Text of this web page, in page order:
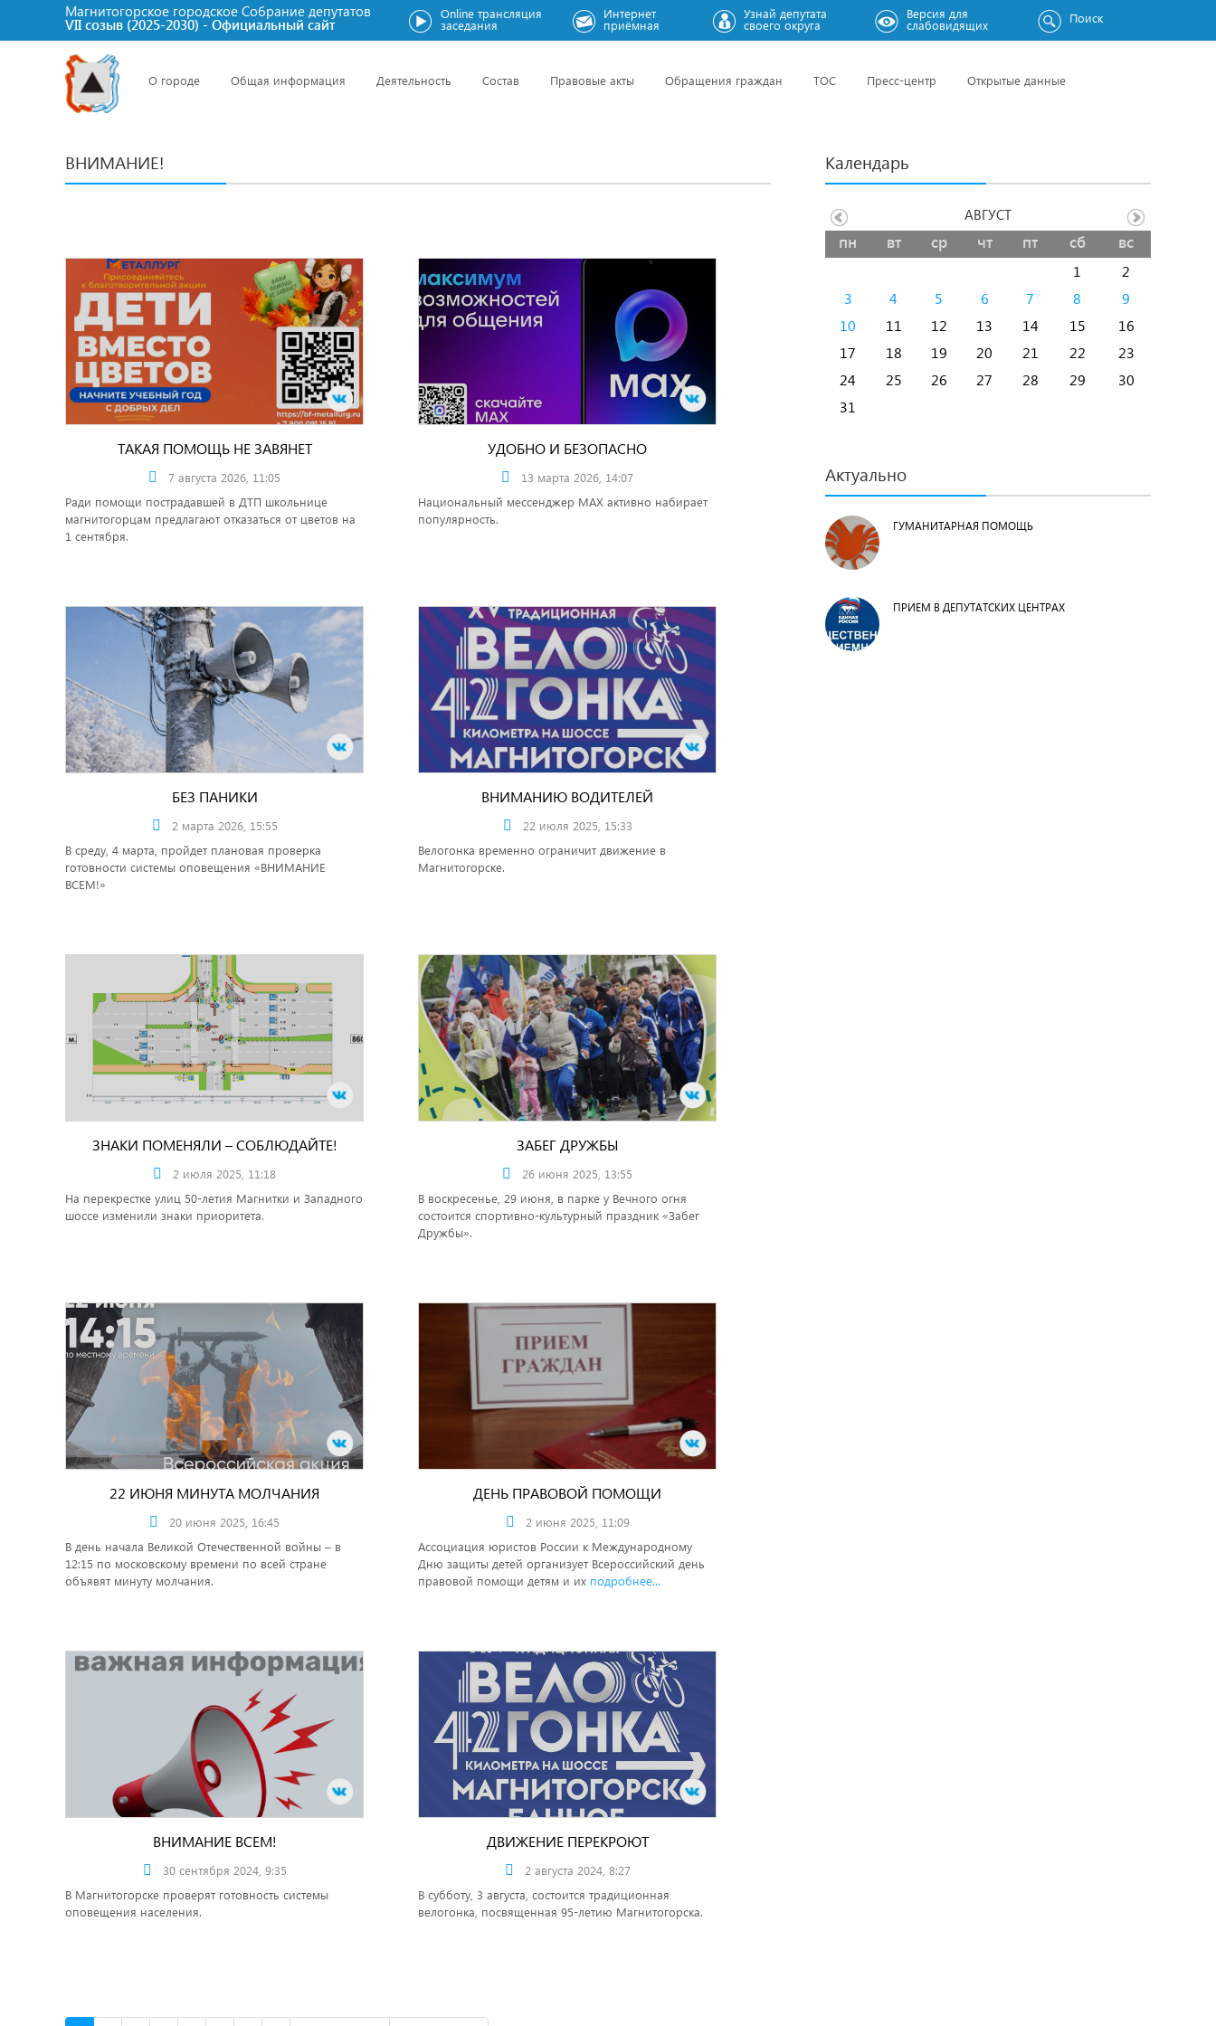
Магнитогорское городское Cобрание депутатов
VII созыв (2025-2030) - Официальный сайт
Online трансляция
заседания
Интернет
приёмная
Узнай депутата
своего округа
Версия для
слабовидящих Поиск
О городе Общая информация Деятельность Состав Правовые акты Обращения граждан ТОС Пресс-центр Открытые данные
ВНИМАНИЕ!
ТАКАЯ ПОМОЩЬ НЕ ЗАВЯНЕТ
7 августа 2026, 11:05
Ради помощи пострадавшей в ДТП школьнице
магнитогорцам предлагают отказаться от цветов на
1 сентября.
УДОБНО И БЕЗОПАСНО
13 марта 2026, 14:07
Национальный мессенджер MAX активно набирает
популярность.
БЕЗ ПАНИКИ
2 марта 2026, 15:55
В среду, 4 марта, пройдет плановая проверка
готовности системы оповещения «ВНИМАНИЕ
ВСЕМ!»
ВНИМАНИЮ ВОДИТЕЛЕЙ
22 июля 2025, 15:33
Велогонка временно ограничит движение в
Магнитогорске.
ЗНАКИ ПОМЕНЯЛИ – СОБЛЮДАЙТЕ!
2 июля 2025, 11:18
На перекрестке улиц 50-летия Магнитки и Западного
шоссе изменили знаки приоритета.
ЗАБЕГ ДРУЖБЫ
26 июня 2025, 13:55
В воскресенье, 29 июня, в парке у Вечного огня
состоится спортивно-культурный праздник «Забег
Дружбы».
22 ИЮНЯ МИНУТА МОЛЧАНИЯ
20 июня 2025, 16:45
В день начала Великой Отечественной войны – в
12:15 по московскому времени по всей стране
объявят минуту молчания.
ДЕНЬ ПРАВОВОЙ ПОМОЩИ
2 июня 2025, 11:09
Ассоциация юристов России к Международному
Дню защиты детей организует Всероссийский день
правовой помощи детям и их подробнее...
ВНИМАНИЕ ВСЕМ!
30 сентября 2024, 9:35
В Магнитогорске проверят готовность системы
оповещения населения.
ДВИЖЕНИЕ ПЕРЕКРОЮТ
2 августа 2024, 8:27
В субботу, 3 августа, состоится традиционная
велогонка, посвященная 95-летию Магнитогорска.
Календарь
пн вт ср чт пт сб вс
1
2
3
4 5 6 7 8
9
10
11 12 13 14 15
16
17
18 19 20 21 22
23
24
25 26 27 28 29
30
31
АВГУСТ
Актуально
ГУМАНИТАРНАЯ ПОМОЩЬ
ПРИЕМ В ДЕПУТАТСКИХ ЦЕНТРАХ